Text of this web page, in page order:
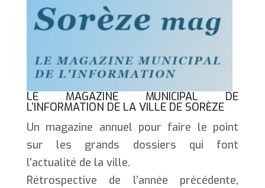
LE MAGAZINE MUNICIPAL DE
L’INFORMATION DE LA VILLE DE SORÈZE
Un magazine annuel pour faire le point
sur les grands dossiers qui font
l’actualité de la ville.
Rétrospective de l’année précédente,